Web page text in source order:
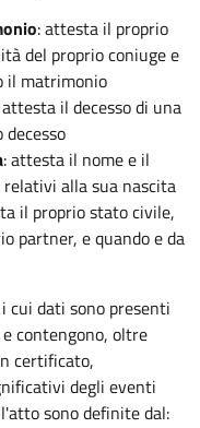
: attesta il proprio
del proprio coniuge e
il matrimonio
attesta il decesso di una
: attesta il nome e il
alla sua nascita
il proprio stato civile,
partner, e quando e da
dati sono presenti
contengono, oltre
certificato,
degli eventi
sono definite dal: